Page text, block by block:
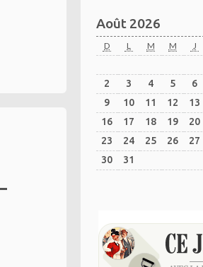
Août 2026
D L M M J
2
3 4 5 6
9
10 11 12 13
16
17 18 19 20
23
24 25 26 27
30
31